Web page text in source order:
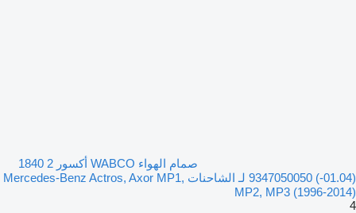
صمام الهواء WABCO أكسور 2 1840
(01.04-) 9347050050 لـ الشاحنات Mercedes-Benz Actros, Axor MP1,
MP2, MP3 (1996-2014)
4